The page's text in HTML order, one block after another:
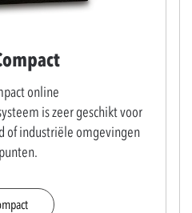
online
is zeer geschikt voor
of industriële omgevingen